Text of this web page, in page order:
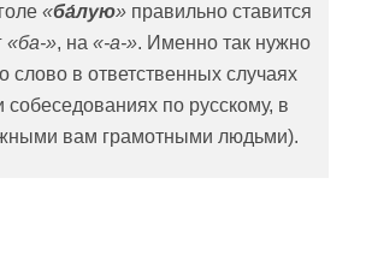
«ба́лую» правильно ставится
«ба-», на «-а-». Именно так нужно
слово в ответственных случаях
собеседованиях по русскому, в
вам грамотными людьми).